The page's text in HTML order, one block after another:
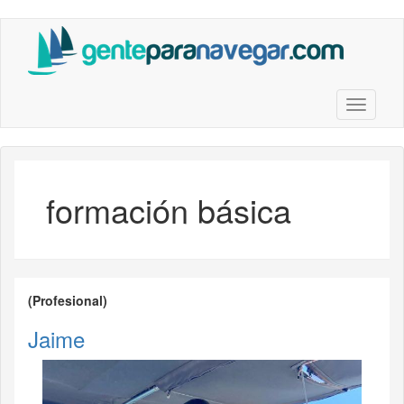
contenido
Toggle
formación básica
(Profesional)
Jaime